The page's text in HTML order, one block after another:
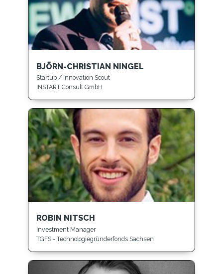
BJÖRN-CHRISTIAN NINGEL
Startup / Innovation Scout
INSTART Consult GmbH
ROBIN NITSCH
Investment Manager
TGFS - Technologiegründerfonds Sachsen